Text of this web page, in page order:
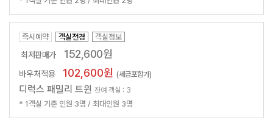
즉시예약 객실전경 객실정보
최저판매가 152,600원
바우처적용 102,600원 (세금포함가)
디럭스 패밀리 트윈 잔여 객실 : 3
* 1객실 기준 인원 3명 / 최대인원 3명